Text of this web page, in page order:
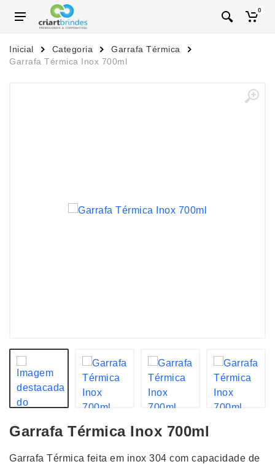
0
Inicial Categoria
Garrafa Térmica
Garrafa Térmica Inox 700ml
Garrafa Térmica Inox 700ml
Garrafa Térmica feita em inox 304 com capacidade de